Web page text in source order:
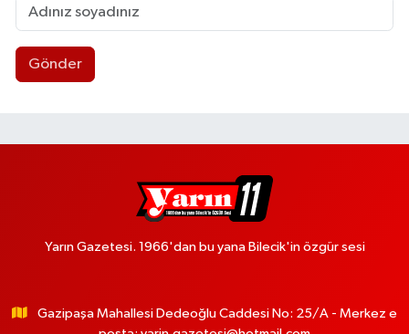
Gönder
Yarın Gazetesi. 1966'dan bu yana Bilecik'in özgür sesi
Gazipaşa Mahallesi Dedeoğlu Caddesi No: 25/A - Merkez e